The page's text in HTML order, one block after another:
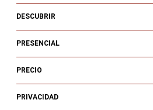
DESCUBRIR
PRESENCIAL
PRECIO
PRIVACIDAD